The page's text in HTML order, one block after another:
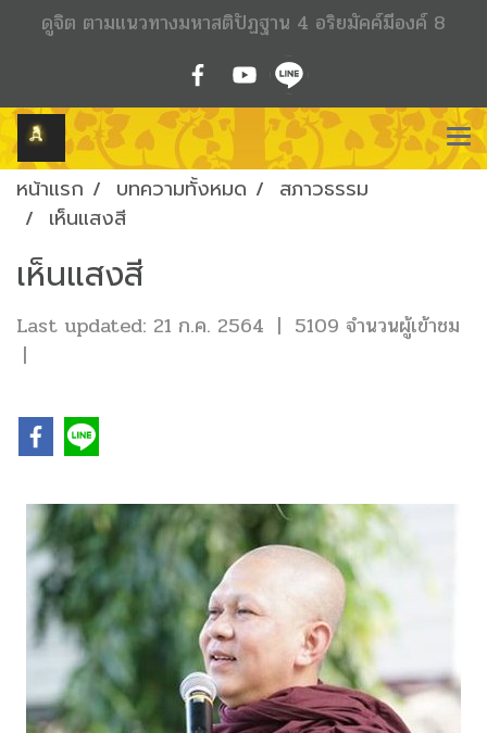
ดูจิต ตามแนวทางมหาสติปัฏฐาน 4 อริยมัคค์มีองค์ 8
หน้าแรก บทความทั้งหมด
สภาวธรรม
เห็นแสงสี
เห็นแสงสี
Last updated: 21 ก.ค. 2564 | 5109 จำนวนผู้เข้าชม
|